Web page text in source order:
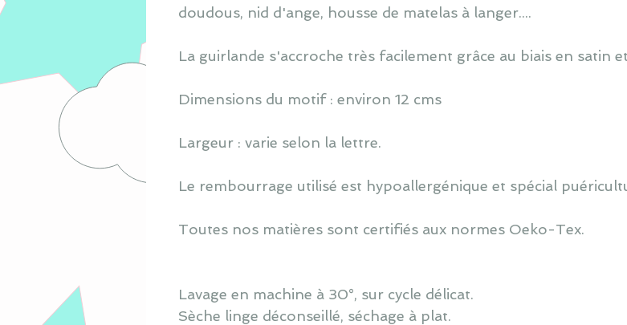
doudous, nid d'ange, housse de matelas à langer....
La guirlande s'accroche très facilement grâce au biais en satin
Dimensions du motif : environ 12 cms
Largeur : varie selon la lettre.
Le rembourrage utilisé est hypoallergénique et spécial
Toutes nos matières sont certifiés aux normes Oeko-Tex.
Lavage en machine à 30°, sur cycle délicat.
Sèche linge déconseillé, séchage à plat.